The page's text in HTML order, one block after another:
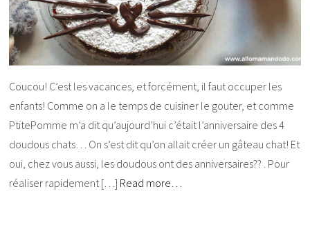
Coucou! C’est les vacances, et forcément, il faut occuper les
enfants! Comme on a le temps de cuisiner le gouter, et comme
PtitePomme m’a dit qu’aujourd’hui c’était l’anniversaire des 4
doudous chats… On s’est dit qu’on allait créer un gâteau chat! Et
oui, chez vous aussi, les doudous ont des anniversaires?? . Pour
réaliser rapidement […] Read more…